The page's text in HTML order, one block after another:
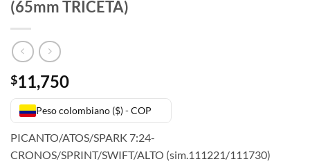
(65mm TRICETA)
$11,750
Peso colombiano ($) - COP
PICANTO/ATOS/SPARK 7:24-
CRONOS/SPRINT/SWIFT/ALTO (sim.111221/111730)